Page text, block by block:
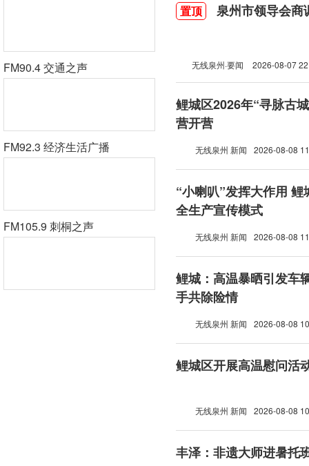
FM90.4 交通之声
FM92.3 经济生活广播
FM105.9 刺桐之声
置顶 泉州市领导会商
无线泉州·要闻 2026-08-07
鲤城区2026年“寻脉古
营开营
无线泉州 新闻 2026-08-08
“小喇叭”发挥大作用
全生产宣传模式
无线泉州 新闻 2026-08-08
鲤城：高温暴晒引发车
手共除险情
无线泉州 新闻 2026-08-08
鲤城区开展高温慰问活
无线泉州 新闻 2026-08-08
丰泽：非遗大师进暑托